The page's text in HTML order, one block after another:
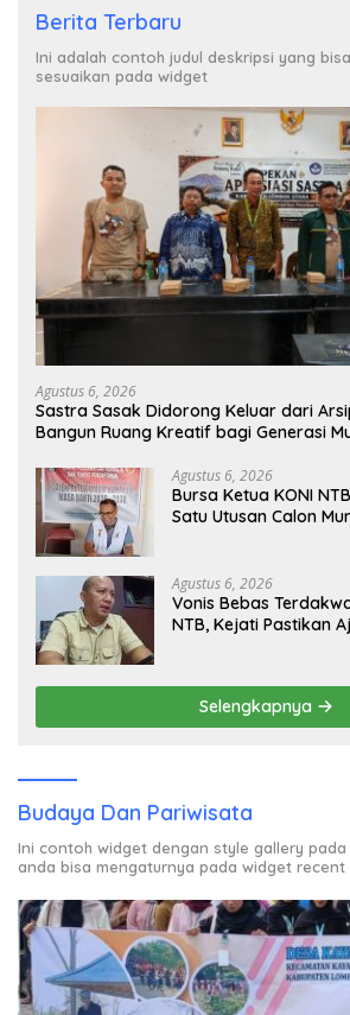
Berita Terbaru
Ini adalah contoh judul deskripsi yang
sesuaikan pada widget
Agustus 6, 2026
Sastra Sasak Didorong Keluar dari
Bangun Ruang Kreatif bagi Generasi
Agustus 6, 2026
Bursa Ketua KONI
Satu Utusan Calon
Agustus 6, 2026
Vonis Bebas
NTB, Kejati Pastikan
Selengkapnya
Budaya Dan Pariwisata
Ini contoh widget dengan style gallery
anda bisa mengaturnya pada widget